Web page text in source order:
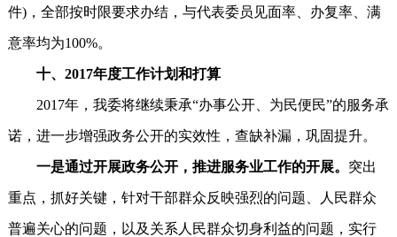
件)，全部按时限要求办结，与代表委员见面率、办复率、满
意率均为100%。
十、2017年度工作计划和打算
2017年，我委将继续秉承“办事公开、为民便民”的服务承
诺，进一步增强政务公开的实效性，查缺补漏，巩固提升。
一是通过开展政务公开，推进服务业工作的开展。 突出
重点，抓好关键，针对干部群众反映强烈的问题、人民群众
普遍关心的问题，以及关系人民群众切身利益的问题，实行